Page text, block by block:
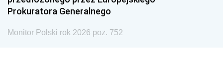
Prokuratora Generalnego
Monitor Polski rok 2026 poz. 752